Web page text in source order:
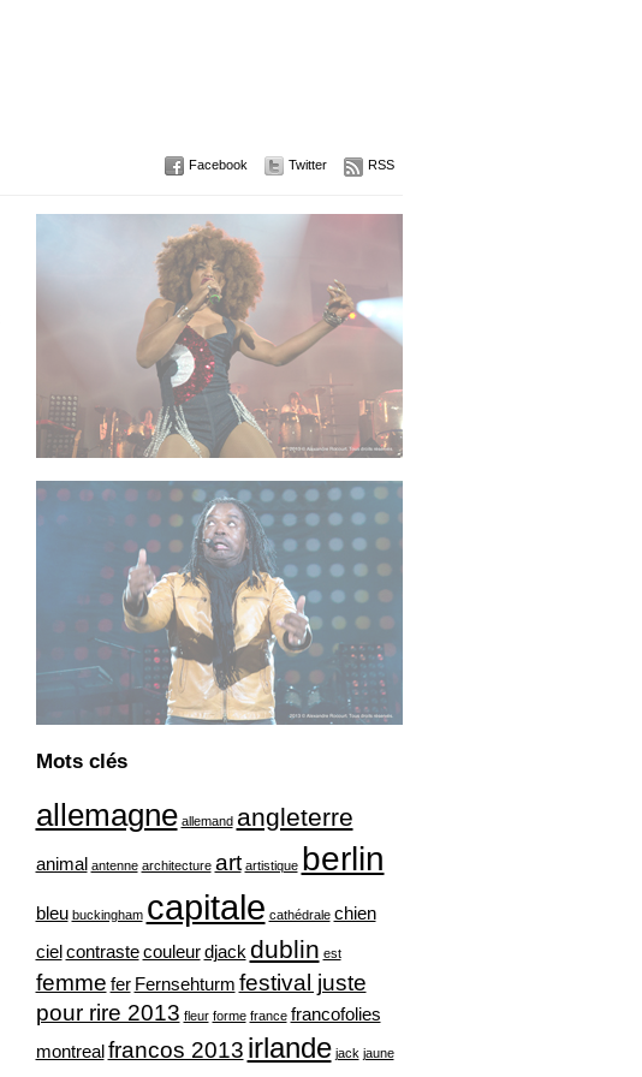
RSS
Twitter
Facebook
Mots clés
allemagne allemand angleterre
animal antenne architecture art artistique berlin
bleu buckingham capitale cathédrale chien
ciel contraste couleur djack dublin est
femme fer Fernsehturm festival juste
pour rire 2013 fleur forme france francofolies
montreal francos 2013 irlande jack jaune